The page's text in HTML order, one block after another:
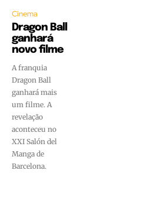
Cinema
Dragon Ball
ganhará
novo filme
A franquia
Dragon Ball
ganhará mais
um filme. A
revelação
aconteceu no
XXI Salón del
Manga de
Barcelona.